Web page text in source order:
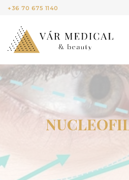
+36 70 675 1140